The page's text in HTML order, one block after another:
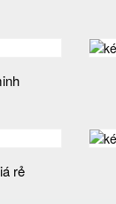
rẻ